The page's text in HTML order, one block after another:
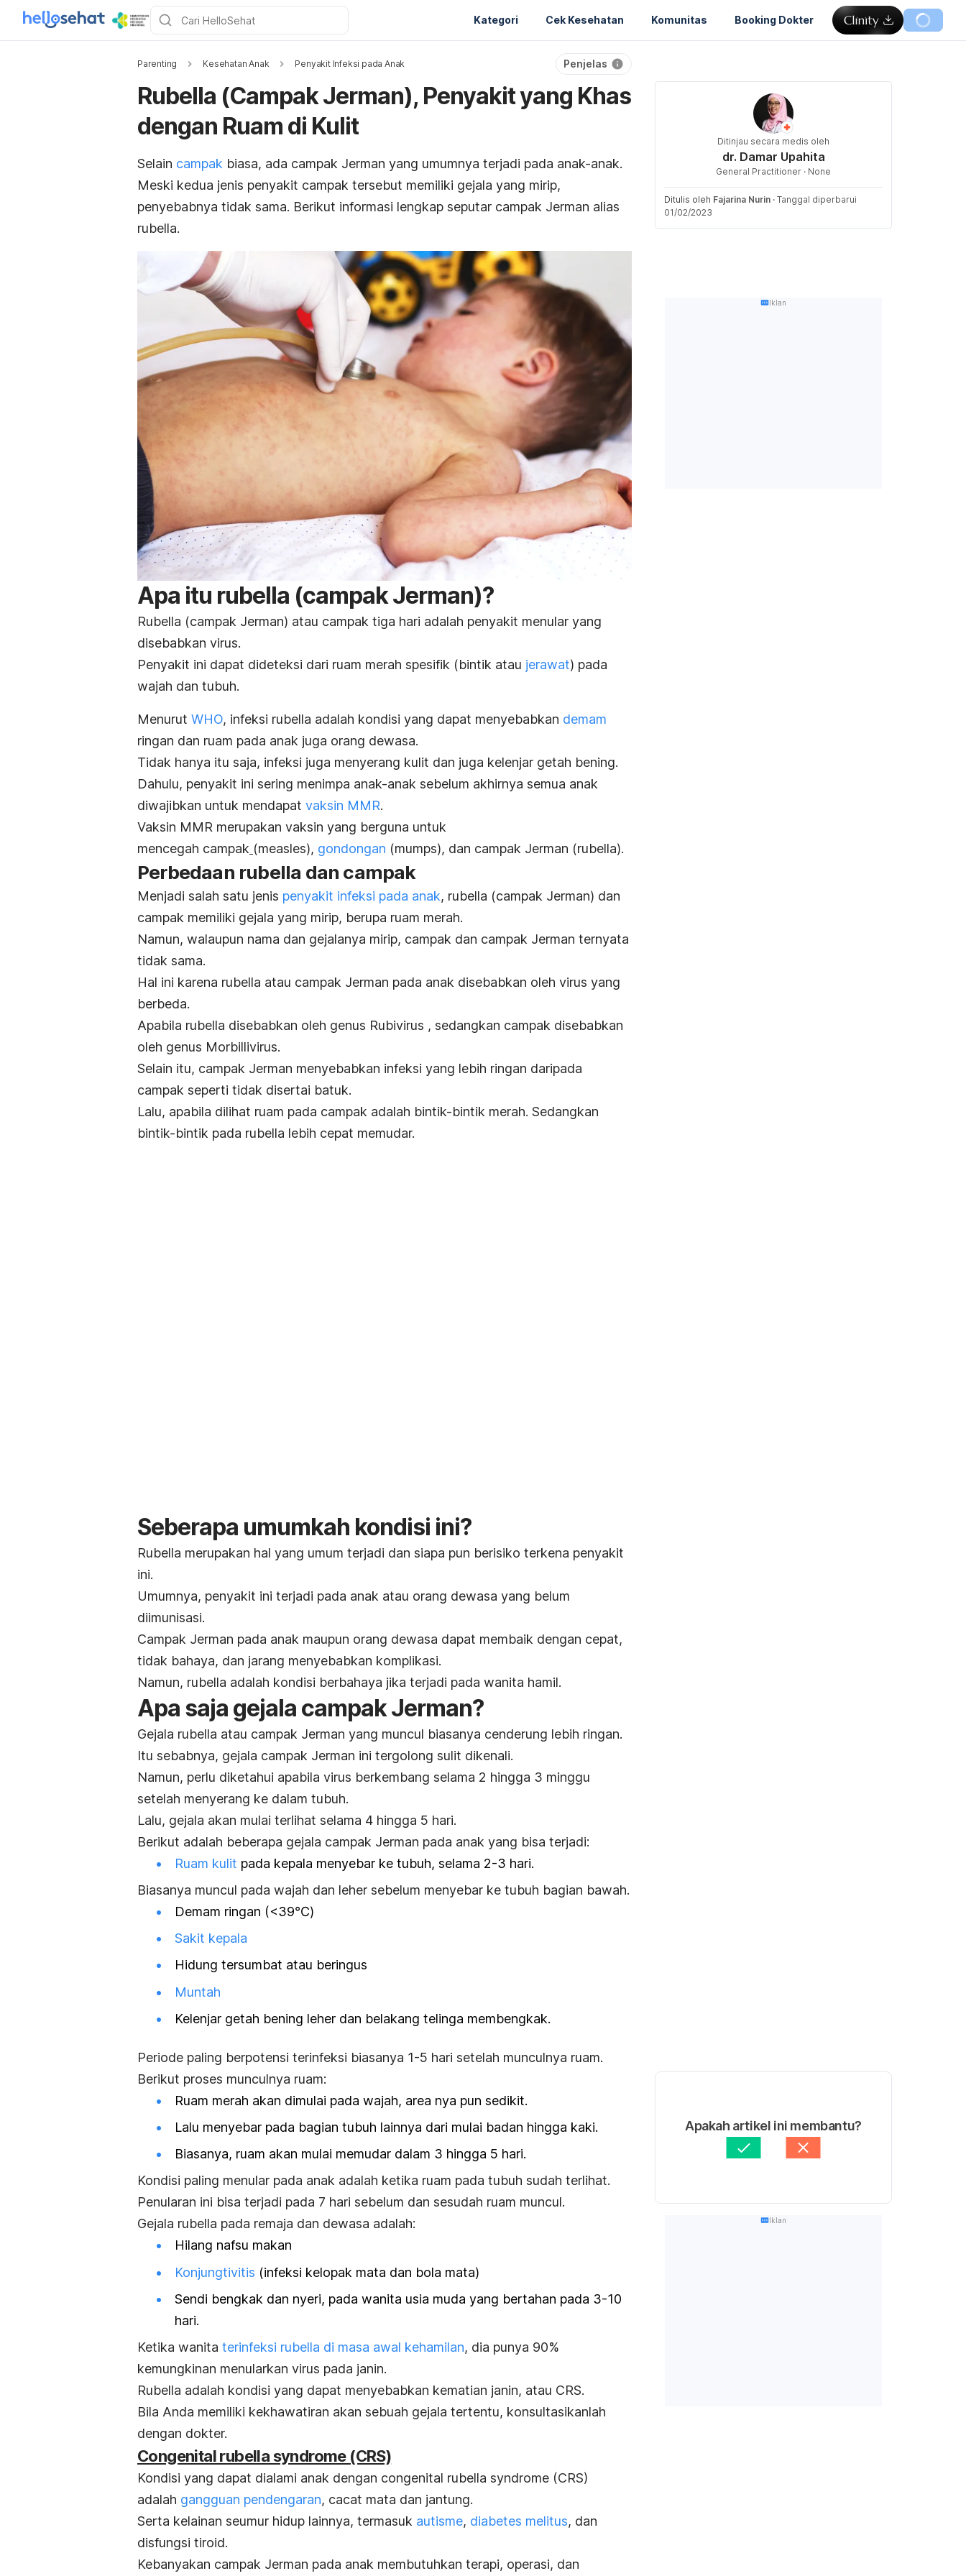
Kategori Cek Kesehatan Komunitas Booking Dokter
Parenting Kesehatan Anak Penyakit Infeksi pada Anak Penjelas
Rubella (Campak Jerman), Penyakit yang Khas
dengan Ruam di Kulit
Selain campak biasa, ada campak Jerman yang umumnya terjadi pada anak-anak.
Meski kedua jenis penyakit campak tersebut memiliki gejala yang mirip,
penyebabnya tidak sama. Berikut informasi lengkap seputar campak Jerman alias
rubella.
Apa itu rubella (campak Jerman)?
Rubella (campak Jerman) atau campak tiga hari adalah penyakit menular yang
disebabkan virus.
Penyakit ini dapat dideteksi dari ruam merah spesifik (bintik atau jerawat) pada
wajah dan tubuh.
Menurut WHO, infeksi rubella adalah kondisi yang dapat menyebabkan demam
ringan dan ruam pada anak juga orang dewasa.
Tidak hanya itu saja, infeksi juga menyerang kulit dan juga kelenjar getah bening.
Dahulu, penyakit ini sering menimpa anak-anak sebelum akhirnya semua anak
diwajibkan untuk mendapat vaksin MMR.
Vaksin MMR merupakan vaksin yang berguna untuk
mencegah campak (measles), gondongan (mumps), dan campak Jerman (rubella).
Perbedaan rubella dan campak
Menjadi salah satu jenis penyakit infeksi pada anak, rubella (campak Jerman) dan
campak memiliki gejala yang mirip, berupa ruam merah.
Namun, walaupun nama dan gejalanya mirip, campak dan campak Jerman ternyata
tidak sama.
Hal ini karena rubella atau campak Jerman pada anak disebabkan oleh virus yang
berbeda.
Apabila rubella disebabkan oleh genus Rubivirus , sedangkan campak disebabkan
oleh genus Morbillivirus.
Selain itu, campak Jerman menyebabkan infeksi yang lebih ringan daripada
campak seperti tidak disertai batuk.
Lalu, apabila dilihat ruam pada campak adalah bintik-bintik merah. Sedangkan
bintik-bintik pada rubella lebih cepat memudar.
Seberapa umumkah kondisi ini?
Rubella merupakan hal yang umum terjadi dan siapa pun berisiko terkena penyakit
ini.
Umumnya, penyakit ini terjadi pada anak atau orang dewasa yang belum
diimunisasi.
Campak Jerman pada anak maupun orang dewasa dapat membaik dengan cepat,
tidak bahaya, dan jarang menyebabkan komplikasi.
Namun, rubella adalah kondisi berbahaya jika terjadi pada wanita hamil.
Apa saja gejala campak Jerman?
Gejala rubella atau campak Jerman yang muncul biasanya cenderung lebih ringan.
Itu sebabnya, gejala campak Jerman ini tergolong sulit dikenali.
Namun, perlu diketahui apabila virus berkembang selama 2 hingga 3 minggu
setelah menyerang ke dalam tubuh.
Lalu, gejala akan mulai terlihat selama 4 hingga 5 hari.
Berikut adalah beberapa gejala campak Jerman pada anak yang bisa terjadi:
Ruam kulit pada kepala menyebar ke tubuh, selama 2-3 hari.
Biasanya muncul pada wajah dan leher sebelum menyebar ke tubuh bagian bawah.
Demam ringan (<39℃)
Sakit kepala
Hidung tersumbat atau beringus
Muntah
Kelenjar getah bening leher dan belakang telinga membengkak.
Periode paling berpotensi terinfeksi biasanya 1-5 hari setelah munculnya ruam.
Berikut proses munculnya ruam:
Ruam merah akan dimulai pada wajah, area nya pun sedikit.
Lalu menyebar pada bagian tubuh lainnya dari mulai badan hingga kaki.
Biasanya, ruam akan mulai memudar dalam 3 hingga 5 hari.
Kondisi paling menular pada anak adalah ketika ruam pada tubuh sudah terlihat.
Penularan ini bisa terjadi pada 7 hari sebelum dan sesudah ruam muncul.
Gejala rubella pada remaja dan dewasa adalah:
Hilang nafsu makan
Konjungtivitis (infeksi kelopak mata dan bola mata)
Sendi bengkak dan nyeri, pada wanita usia muda yang bertahan pada 3-10
hari.
Ketika wanita terinfeksi rubella di masa awal kehamilan, dia punya 90%
kemungkinan menularkan virus pada janin.
Rubella adalah kondisi yang dapat menyebabkan kematian janin, atau CRS.
Bila Anda memiliki kekhawatiran akan sebuah gejala tertentu, konsultasikanlah
dengan dokter.
Congenital rubella syndrome (CRS)
Kondisi yang dapat dialami anak dengan congenital rubella syndrome (CRS)
adalah gangguan pendengaran, cacat mata dan jantung.
Serta kelainan seumur hidup lainnya, termasuk autisme, diabetes melitus, dan
disfungsi tiroid.
Kebanyakan campak Jerman pada anak membutuhkan terapi, operasi, dan
Ditinjau secara medis oleh
dr. Damar Upahita
General Practitioner · None
Ditulis oleh Fajarina Nurin · Tanggal diperbarui
01/02/2023
Iklan
Apakah artikel ini membantu?
Iklan